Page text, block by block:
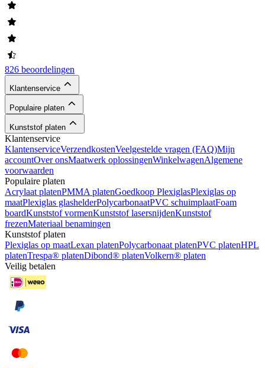
826 beoordelingen
Klantenservice
Populaire platen
Kunststof platen
Klantenservice
KlantenserviceVerzendkostenVeelgestelde vragen (FAQ)Mijn
accountOver onsMaatwerk oplossingenWinkelwagenAlgemene
voorwaarden
Populaire platen
Acrylaat platenPMMA platenGoedkoop PlexiglasPlexiglas op
maatPlexiglas glashelderPolycarbonaatPVC schuimplaatFoam
boardKunststof vormenKunststof lasersnijdenKunststof
frezenMateriaal benamingen
Kunststof platen
Plexiglas op maatLexan platenPolycarbonaat platenPVC platenHPL
platenTrespa® platenDibond® platenVolkern® platen
Veilig betalen